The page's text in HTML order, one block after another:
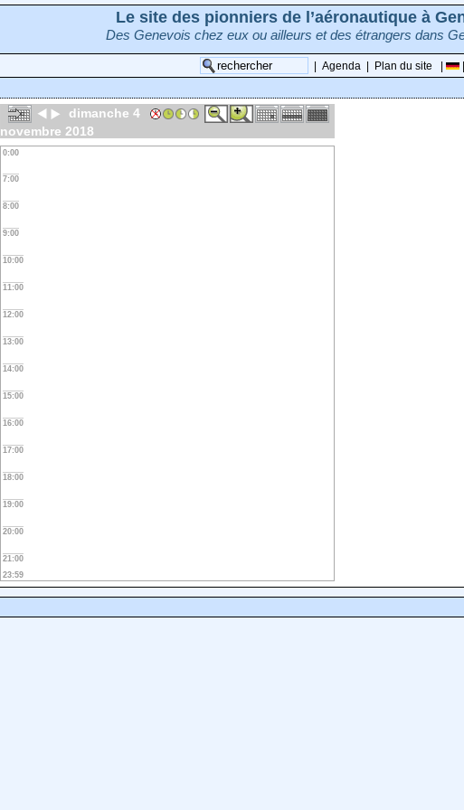
Le site des pionniers de l’aéronautique à
Des Genevois chez eux ou ailleurs et des étrangers dans
Agenda Plan du site
dimanche 4
novembre 2018
0:00
7:00
8:00
9:00
10:00
11:00
12:00
13:00
14:00
15:00
16:00
17:00
18:00
19:00
20:00
21:00
23:59